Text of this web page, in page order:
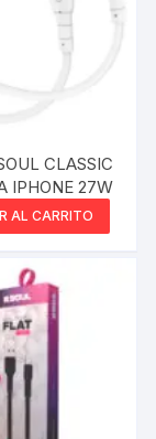
CLASSIC
IPHONE 27W
AL CARRITO